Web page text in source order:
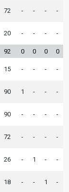
72 - - - -
20 - - - -
92 0 0 0 0
15 - - - -
90 1 - - -
90 - - - -
72 - - - -
26 - 1 - -
18 - - 1 -